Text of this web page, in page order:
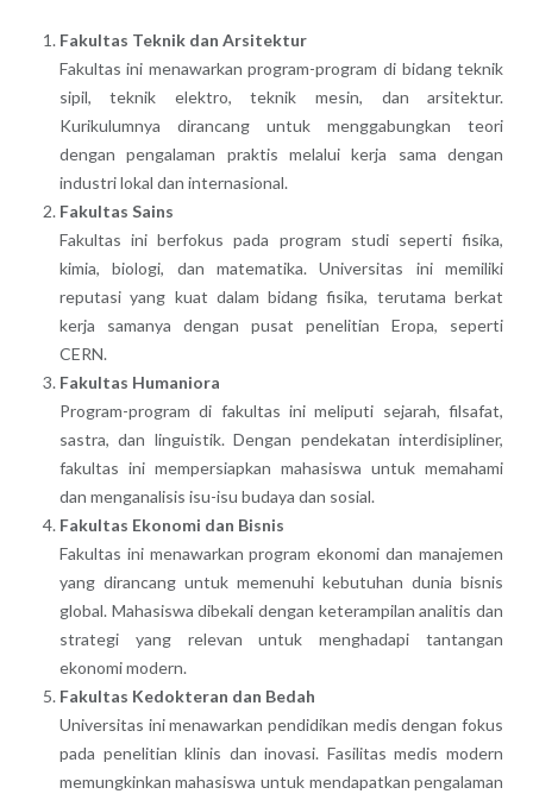
Fakultas Teknik dan Arsitektur
Fakultas ini menawarkan program-program di bidang teknik
sipil, teknik elektro, teknik mesin, dan arsitektur.
Kurikulumnya dirancang untuk menggabungkan teori
dengan pengalaman praktis melalui kerja sama dengan
industri lokal dan internasional.
Fakultas Sains
Fakultas ini berfokus pada program studi seperti fisika,
kimia, biologi, dan matematika. Universitas ini memiliki
reputasi yang kuat dalam bidang fisika, terutama berkat
kerja samanya dengan pusat penelitian Eropa, seperti
CERN.
Fakultas Humaniora
Program-program di fakultas ini meliputi sejarah, filsafat,
sastra, dan linguistik. Dengan pendekatan interdisipliner,
fakultas ini mempersiapkan mahasiswa untuk memahami
dan menganalisis isu-isu budaya dan sosial.
Fakultas Ekonomi dan Bisnis
Fakultas ini menawarkan program ekonomi dan manajemen
yang dirancang untuk memenuhi kebutuhan dunia bisnis
global. Mahasiswa dibekali dengan keterampilan analitis dan
strategi yang relevan untuk menghadapi tantangan
ekonomi modern.
Fakultas Kedokteran dan Bedah
Universitas ini menawarkan pendidikan medis dengan fokus
pada penelitian klinis dan inovasi. Fasilitas medis modern
memungkinkan mahasiswa untuk mendapatkan pengalaman